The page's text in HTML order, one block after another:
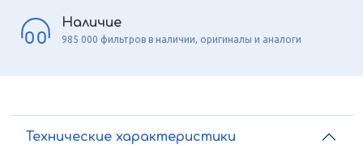
Наличие
985 000 фильтров в наличии, оригиналы и аналоги
Технические характеристики